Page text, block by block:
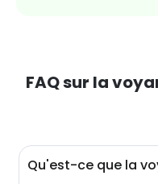
FAQ sur la
Qu'est-ce que la